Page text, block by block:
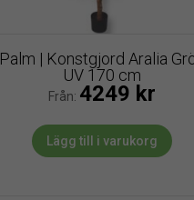
Palm | Konstgjord Aralia
UV 170 cm
Från: 4249 kr
Lägg till i varukorg